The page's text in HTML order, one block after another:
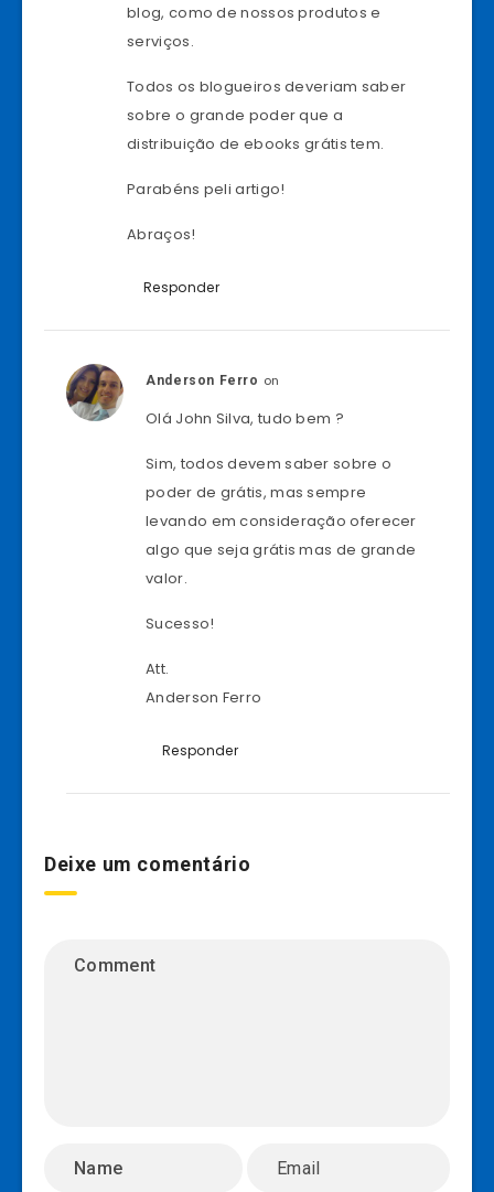
blog, como de nossos produtos e
serviços.
Todos os blogueiros deveriam saber
sobre o grande poder que a
distribuição de ebooks grátis tem.
Parabéns peli artigo!
Abraços!
Responder
Anderson Ferro on
Olá John Silva, tudo bem ?
Sim, todos devem saber sobre o
poder de grátis, mas sempre
levando em consideração oferecer
algo que seja grátis mas de grande
valor.
Sucesso!
Att.
Anderson Ferro
Responder
Deixe um comentário